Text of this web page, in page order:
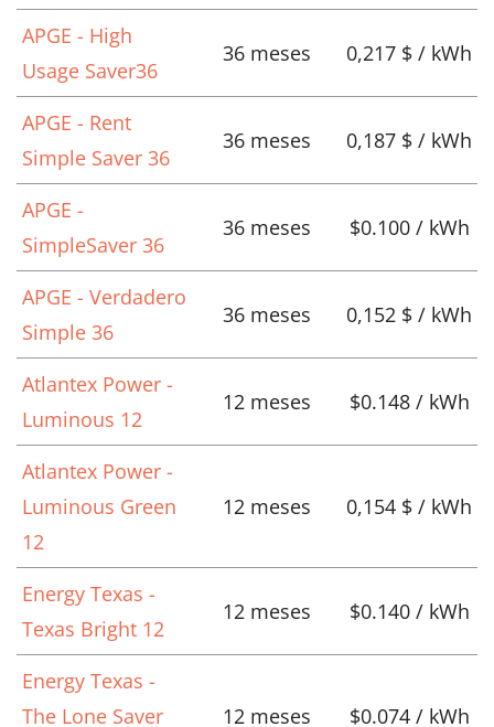
APGE - High
Usage Saver36
36 meses 0,217 $ / kWh
APGE - Rent
Simple Saver 36
36 meses 0,187 $ / kWh
APGE -
SimpleSaver 36
36 meses $0.100 / kWh
APGE - Verdadero
Simple 36
36 meses 0,152 $ / kWh
Atlantex Power -
Luminous 12
12 meses $0.148 / kWh
Atlantex Power -
Luminous Green
12
12 meses 0,154 $ / kWh
Energy Texas -
Texas Bright 12
12 meses $0.140 / kWh
Energy Texas -
The Lone Saver
12 meses $0.074 / kWh